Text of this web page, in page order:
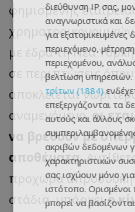
φημισμένης
με έδρα τη Νέα
σε περιπτώσεις
αποκλείεται
αναμενόμενο, οι
να βρεθούν με
αποθέματα.
προχωρά
στάδια, υπάρχειο
διεύθυνση IP σας,
αναγνωριστικά και
για εξατομικευμένες
περιεχόμενο,
περιεχομένου,
βελτίωση υπηρεσιών.
τρίτων (1884)
επεξεργάζονται τα
αυτούς και άλλους
ακριβών δεδομένων
χαρακτηριστικών
σας ισχύουν μόνο
ιστότοπο.
μπορεί να